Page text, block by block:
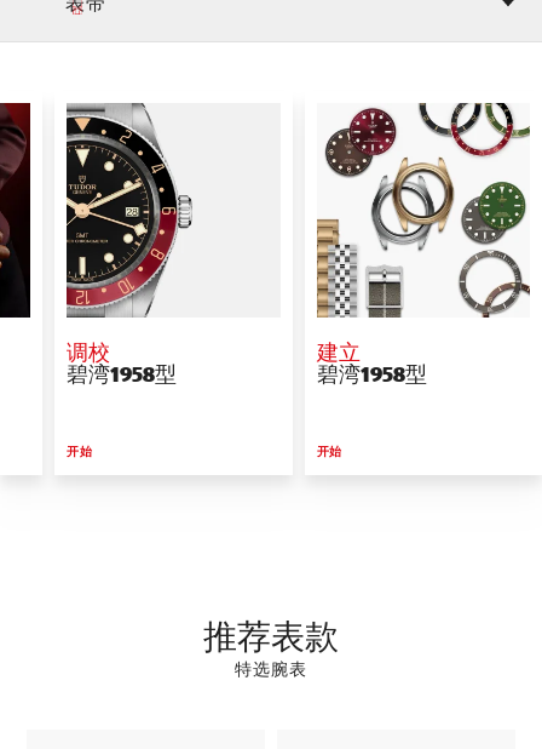
调校
碧湾1958型
开始
建立
碧湾1958型
开始
推荐表款
特选腕表